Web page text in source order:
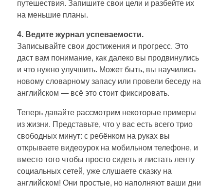
путешествия. Запишите свои цели и разбейте их
на меньшие планы.
4. Ведите журнал успеваемости.
Записывайте свои достижения и прогресс. Это
даст вам понимание, как далеко вы продвинулись
и что нужно улучшить. Может быть, вы научились
новому словарному запасу или провели беседу на
английском — всё это стоит фиксировать.
Теперь давайте рассмотрим некоторые примеры
из жизни. Представьте, что у вас есть всего трио
свободных минут: с ребёнком на руках вы
открываете видеоурок на мобильном телефоне, и
вместо того чтобы просто сидеть и листать ленту
социальных сетей, уже слушаете сказку на
английском! Они простые, но наполняют ваши дни